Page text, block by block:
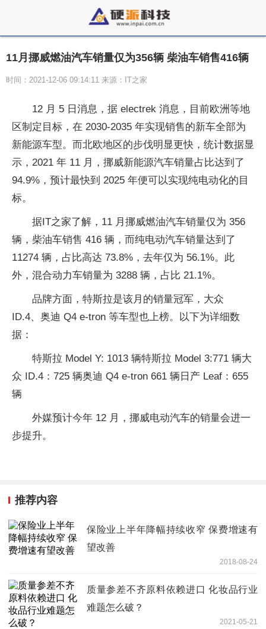
11月挪威燃油汽车销量仅为356辆 柴油车销售416辆
时间：2021-12-06 09:14:11 来源：IT之家
12 月 5 日消息，据 electrek 消息，目前欧洲等地
区制定目标，在 2030-2035 年实现销售的新车全部为
新能源车型。而北欧地区的步伐明显更快，统计数据显
示，2021 年 11 月，挪威新能源汽车销量占比达到了
94.9%，预计最快到 2025 年便可以实现纯电动化的目
标。
据IT之家了解，11 月挪威燃油汽车销量仅为 356
辆，柴油车销售 416 辆，而纯电动汽车销量达到了
11274 辆，占比高达 73.8%，去年仅为 56.1%。此
外，混合动力车销量为 3288 辆，占比 21.1%。
品牌方面，特斯拉是该月的销量冠军，大众
ID.4、奥迪 Q4 e-tron 等车型也上榜。以下为详细数
据：
特斯拉 Model Y: 1013 辆特斯拉 Model 3:771 辆大
众 ID.4：725 辆奥迪 Q4 e-tron 661 辆日产 Leaf：655
辆
外媒预计今年 12 月，挪威电动汽车的销量会进一
步提升。
推荐内容
保险业上半年降幅持续收窄 保费增速有
望改善
2018-08-24
质量参差不齐原料依赖进口 化妆品行业
难题怎么破？
2021-05-21